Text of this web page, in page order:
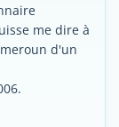
me dire à
d'un